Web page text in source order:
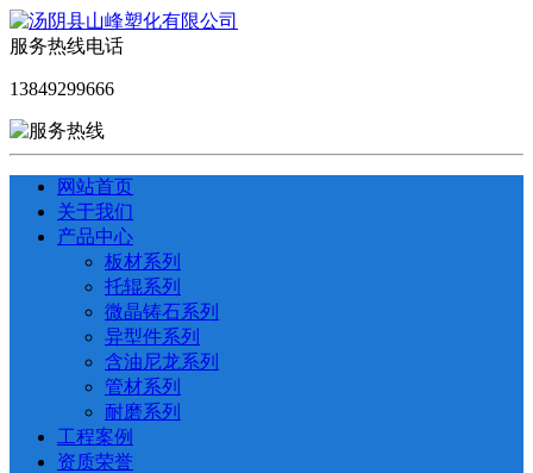
服务热线电话
13849299666
网站首页
关于我们
产品中心
板材系列
托辊系列
微晶铸石系列
异型件系列
含油尼龙系列
管材系列
耐磨系列
工程案例
资质荣誉